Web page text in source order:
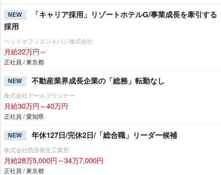
NEW
「キャリア採用」リゾートホテルG/事業成長を牽引する
採用
ヘッドオフィスジャパン株式会社
月給22万円～
正社員 / 東京都
NEW 不動産業界成長企業の「総務」転勤なし
株式会社アールプランナー
月給30万円～40万円
正社員 / 愛知県
NEW 年休127日/完休2日/「総合職」リーダー候補
株式会社西原衛生工業所
月給28万5,000円～34万7,000円
正社員 / 東京都